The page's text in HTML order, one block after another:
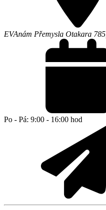
EVAnám Přemysla Otakara 785,
Po - Pá: 9:00 - 16:00 hod